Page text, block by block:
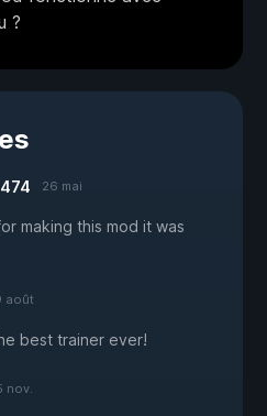
?
26 mai
making this mod it was
août
best trainer ever!
nov.